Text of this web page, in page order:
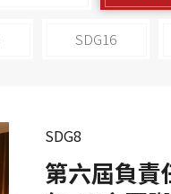
SDG16
SDG8
第六屆負責